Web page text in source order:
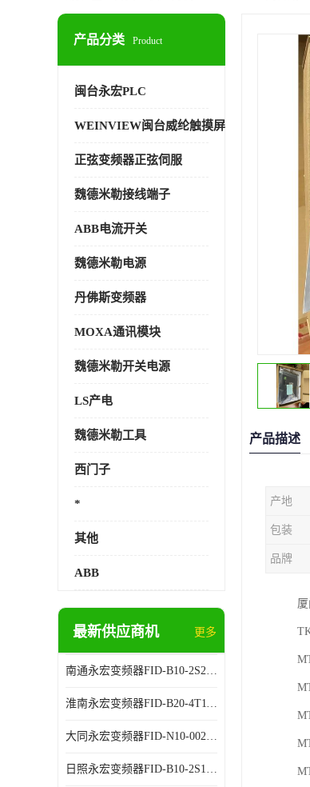
产品分类 Product
闽台永宏PLC
WEINVIEW闽台威纶触摸屏
正弦变频器正弦伺服
魏德米勒接线端子
ABB电流开关
魏德米勒电源
丹佛斯变频器
MOXA通讯模块
魏德米勒开关电源
LS产电
魏德米勒工具
西门子
*
其他
ABB
最新供应商机 更多
南通永宏变频器FID-B10-2S2.2G 厂家销售
淮南永宏变频器FID-B20-4T11G 厂家销售
大同永宏变频器FID-N10-002243 厂家销售
日照永宏变频器FID-B10-2S1.5G 代理商销售
产品描述
产地
包装
品牌